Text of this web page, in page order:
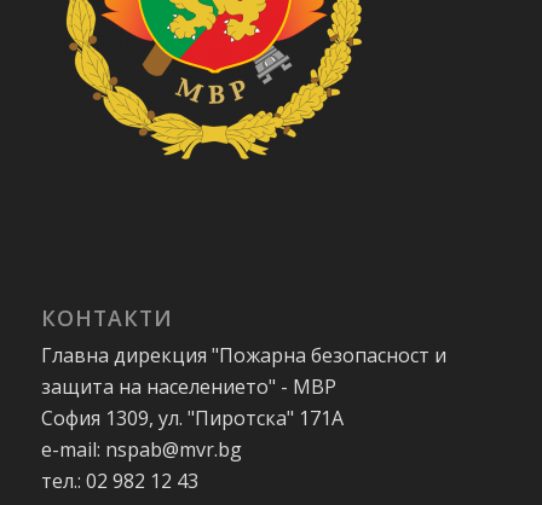
КОНТАКТИ
Главна дирекция "Пожарна безопасност и
защита на населението" - МВР
София 1309, ул. "Пиротска" 171А
e-mail: nspab@mvr.bg
тел.: 02 982 12 43